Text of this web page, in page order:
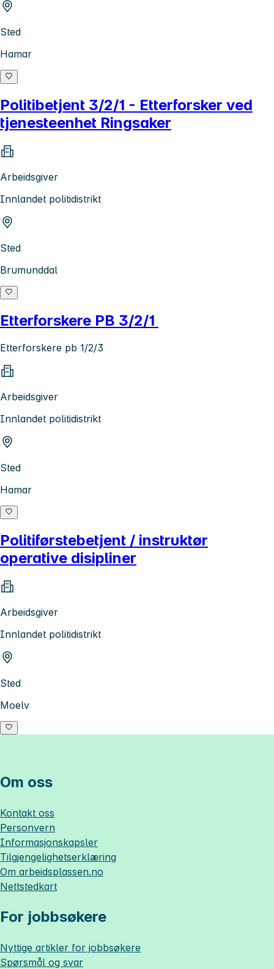
Sted
Hamar
Politibetjent 3/2/1 - Etterforsker ved
tjenesteenhet Ringsaker
Arbeidsgiver
Innlandet politidistrikt
Sted
Brumunddal
Etterforskere PB 3/2/1
Etterforskere pb 1/2/3
Arbeidsgiver
Innlandet politidistrikt
Sted
Hamar
Politiførstebetjent / instruktør
operative disipliner
Arbeidsgiver
Innlandet politidistrikt
Sted
Moelv
Om oss
Kontakt oss
Personvern
Informasjonskapsler
Tilgjengelighetserklæring
Om arbeidsplassen.no
Nettstedkart
For jobbsøkere
Nyttige artikler for jobbsøkere
Spørsmål og svar